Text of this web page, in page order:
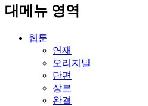
대메뉴 영역
웹툰
연재
오리지널
단편
장르
완결